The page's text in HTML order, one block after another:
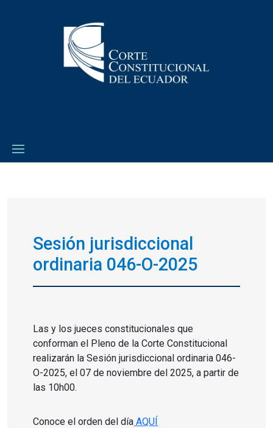
Sesión jurisdiccional
ordinaria 046-O-2025
Las y los jueces constitucionales que
conforman el Pleno de la Corte Constitucional
realizarán la Sesión jurisdiccional ordinaria 046-
O-2025, el 07 de noviembre del 2025, a partir de
las 10h00.
Conoce el orden del día AQUÍ